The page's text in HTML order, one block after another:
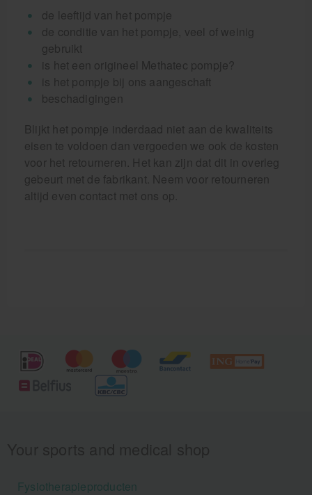
de leeftijd van het pompje
de conditie van het pompje, veel of weinig
gebruikt
is het een origineel Methatec pompje?
is het pompje bij ons aangeschaft
beschadigingen
Blijkt het pompje inderdaad niet aan de kwaliteits
eisen te voldoen dan vergoeden we ook de kosten
voor het retourneren. Het kan zijn dat dit in overleg
gebeurt met de fabrikant. Neem voor retourneren
altijd even contact met ons op.
Fysiotherapieproducten